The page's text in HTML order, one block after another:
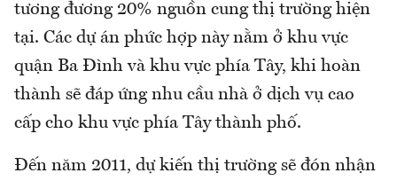
tương đương 20% nguồn cung thị trường hiện
tại. Các dự án phức hợp này nằm ở khu vực
quận Ba Đình và khu vực phía Tây, khi hoàn
thành sẽ đáp ứng nhu cầu nhà ở dịch vụ cao
cấp cho khu vực phía Tây thành phố.
Đến năm 2011, dự kiến thị trường sẽ đón nhận